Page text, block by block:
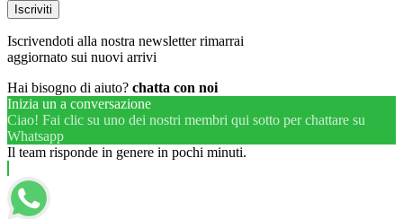
Iscrivendoti alla nostra newsletter rimarrai
aggiornato sui nuovi arrivi
Hai bisogno di aiuto? chatta con noi
Inizia un a conversazione
Ciao! Fai clic su uno dei nostri membri qui sotto per chattare su
Whatsapp
Il team risponde in genere in pochi minuti.